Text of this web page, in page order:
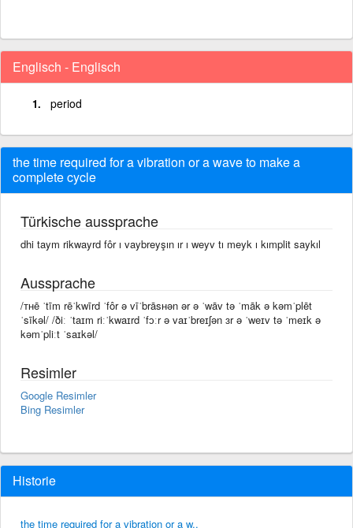
Englisch - Englisch
period
the time required for a vibration or a wave to make a
complete cycle
Türkische aussprache
dhi taym rikwayrd fôr ı vaybreyşın ır ı weyv tı meyk ı kımplit saykıl
Aussprache
/ᴛʜē ˈtīm rēˈkwīrd ˈfôr ə vīˈbrāsʜən ər ə ˈwāv tə ˈmāk ə kəmˈplēt
ˈsīkəl/ /ðiː ˈtaɪm riːˈkwaɪrd ˈfɔːr ə vaɪˈbreɪʃən ɜr ə ˈweɪv tə ˈmeɪk ə
kəmˈpliːt ˈsaɪkəl/
Resimler
Google Resimler
Bing Resimler
Historie
the time required for a vibration or a w..